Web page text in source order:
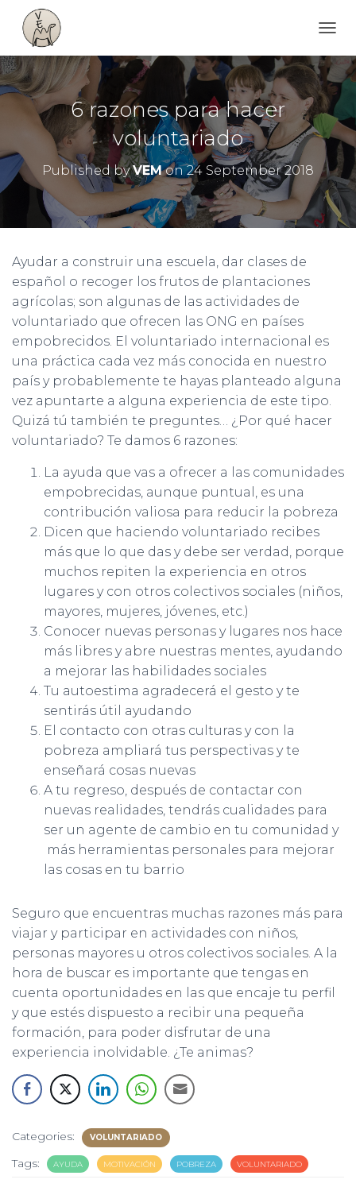
O
G
G
L
E
N
V
I
G
A
6 razones para hacer
voluntariado
Published byVEMon24 September 2018
Ayudar a construir una escuela, dar clases de
español o recoger los frutos de plantaciones
agrícolas; son algunas de las actividades de
voluntariado que ofrecen las ONG en países
empobrecidos. El voluntariado internacional es
una práctica cada vez más conocida en nuestro
país y probablemente te hayas planteado alguna
vez apuntarte a alguna experiencia de este tipo.
Quizá tú también te preguntes… ¿Por qué hacer
voluntariado? Te damos 6 razones:
La ayuda que vas a ofrecer a las comunidades
empobrecidas, aunque puntual, es una
contribución valiosa para reducir la pobreza
Dicen que haciendo voluntariado recibes
más que lo que das y debe ser verdad, porque
muchos repiten la experiencia en otros
lugares y con otros colectivos sociales (niños,
mayores, mujeres, jóvenes, etc.)
Conocer nuevas personas y lugares nos hace
más libres y abre nuestras mentes, ayudando
a mejorar las habilidades sociales
Tu autoestima agradecerá el gesto y te
sentirás útil ayudando
El contacto con otras culturas y con la
pobreza ampliará tus perspectivas y te
enseñará cosas nuevas
A tu regreso, después de contactar con
nuevas realidades, tendrás cualidades para
ser un agente de cambio en tu comunidad y
más herramientas personales para mejorar
las cosas en tu barrio
Seguro que encuentras muchas razones más para
viajar y participar en actividades con niños,
personas mayores u otros colectivos sociales. A la
hora de buscar es importante que tengas en
cuenta oportunidades en las que encaje tu perfil
y que estés dispuesto a recibir una pequeña
formación, para poder disfrutar de una
experiencia inolvidable. ¿Te animas?
Categories: VOLUNTARIADO
Tags: AYUDA MOTIVACIÓN POBREZA VOLUNTARIADO